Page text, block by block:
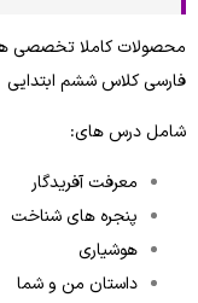
محصولات کاملا تخصصی
فارسی کلاس ششم ابتدایی
شامل درس های:
معرفت آفریدگار
پنجره های شناخت
هوشیاری
داستان من و شما